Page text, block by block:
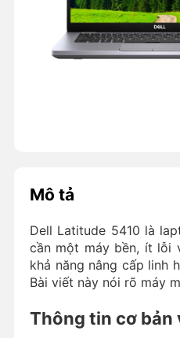
Mô tả
Dell Latitude 5410 là
cần một máy bền, ít lỗi
khả năng nâng cấp linh
Bài viết này nói rõ máy
Thông tin cơ bản